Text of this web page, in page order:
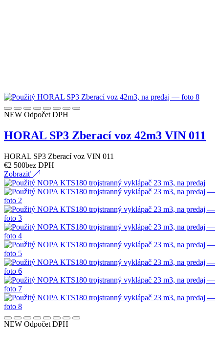
NEW Odpočet DPH
HORAL SP3 Zberací voz 42m3 VIN 011
HORAL SP3 Zberací voz VIN 011
€2 500bez DPH
Zobraziť
NEW Odpočet DPH